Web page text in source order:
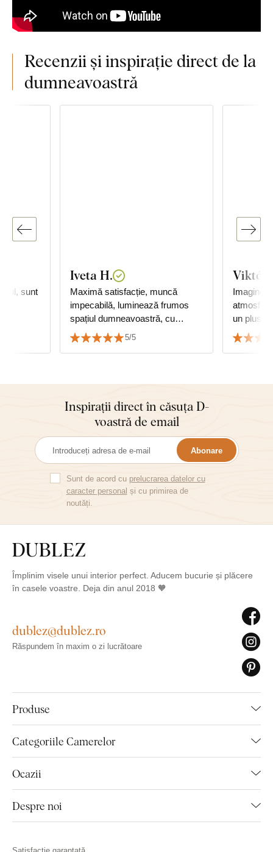
Recenzii și inspirație direct de la
dumneavoastră
sunt
Iveta H.
Maximă satisfacție, muncă
impecabilă, luminează frumos
spațiul dumneavoastră, cu
siguranță recomand.
5/5
Imaginea
un plus
foarte
serviciu.
Inspirații direct în căsuța D-
voastră de email
Abonare
Sunt de acord cu prelucrarea datelor cu
caracter personal și cu primirea de
noutăți.
Împlinim visele unui interior perfect. Aducem bucurie și plăcere
în casele voastre. Deja din anul 2018 🧡
Produse
Categoriile Camerelor
Ocazii
Despre noi
dublez@dublez.ro
Răspundem în maxim o zi lucrătoare